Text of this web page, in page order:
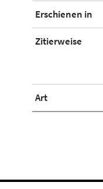
Erschienen in
Zitierweise
Art